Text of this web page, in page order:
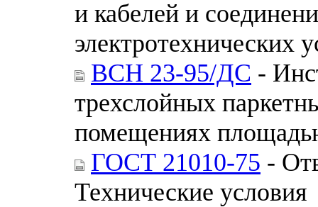
и кабелей и
электротехнических
ВСН 23-95/ДС -
трехслойных
помещениях
ГОСТ 21010-75 -
Технические условия